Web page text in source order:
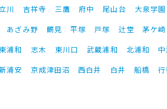
立川 吉祥寺 三鷹 府中 尾山台 大泉学園
あざみ野 鶴見 平塚 戸塚 辻堂 茅ケ崎
東浦和 志木 東川口 武蔵浦和 北浦和
浦安 京成津田沼 西白井 白井 船橋